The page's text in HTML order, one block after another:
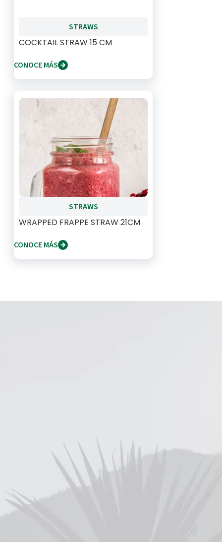
STRAWS
COCKTAIL STRAW 15 CM
CONOCE MÁS
STRAWS
WRAPPED FRAPPE STRAW 21CM
CONOCE MÁS